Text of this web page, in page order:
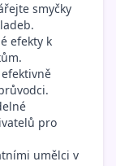
smyčky
efekty k
pro
umělci v